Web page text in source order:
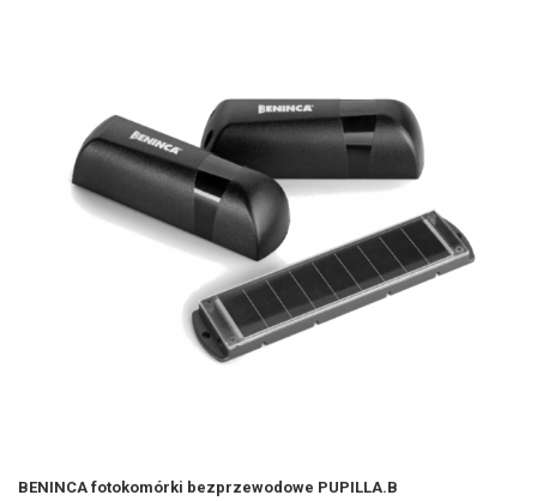
BENINCA fotokomórki bezprzewodowe PUPILLA.B